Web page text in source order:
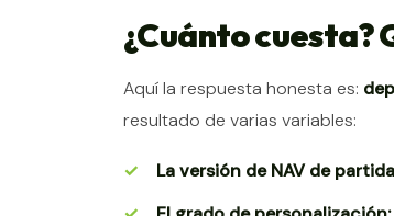
¿Cuánto cuesta?
Aquí la respuesta honesta es:
resultado de varias variables:
La versión de NAV de partida